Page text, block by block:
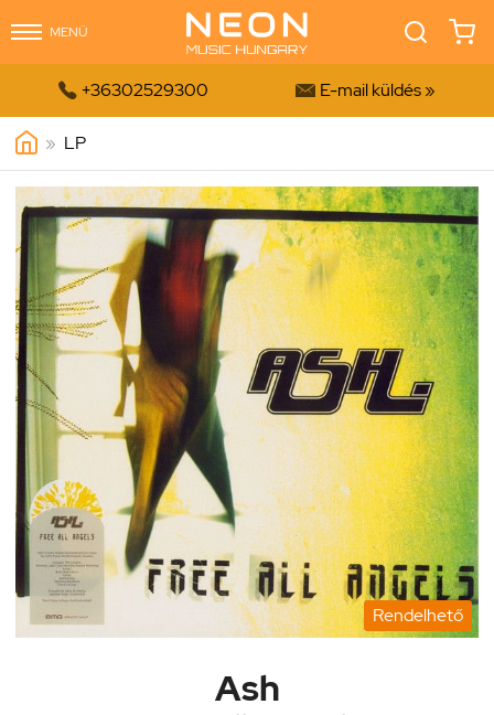
MENÜ
 +36302529300  E-mail küldés »
» LP
Rendelhető
Ash